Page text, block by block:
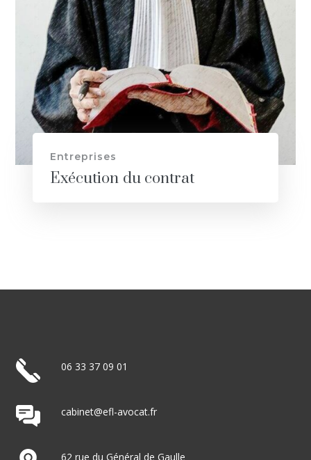
Entreprises
Exécution du contrat
06 33 37 09 01
cabinet@efl-avocat.fr
62 rue du Général de Gaulle